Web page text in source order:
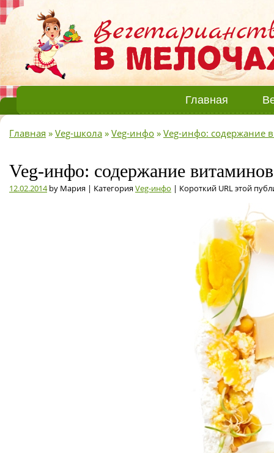
Главная
Главная » Veg-школа » Veg-инфо » Veg-инфо: содержание
Veg-инфо: содержание
12.02.2014by Мария | КатегорияVeg-инфо | Короткий URL этой